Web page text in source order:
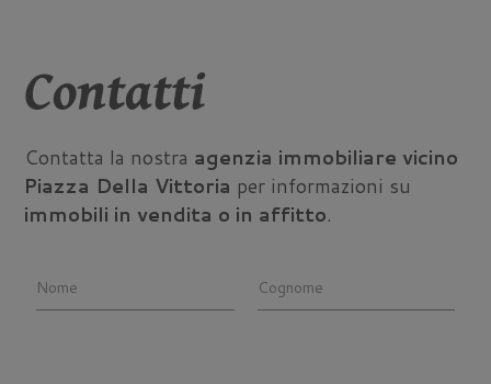
Contatti
Contatta la nostra agenzia immobiliare vicino
Piazza Della Vittoria per informazioni su
immobili in vendita o in affitto.
Nome Cognome